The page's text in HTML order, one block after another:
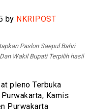
by NKRIPOST
Paslon Saepul Bahri
Wakil Bupati Terpilih hasil
pleno Terbuka
Kamis
Purwakarta